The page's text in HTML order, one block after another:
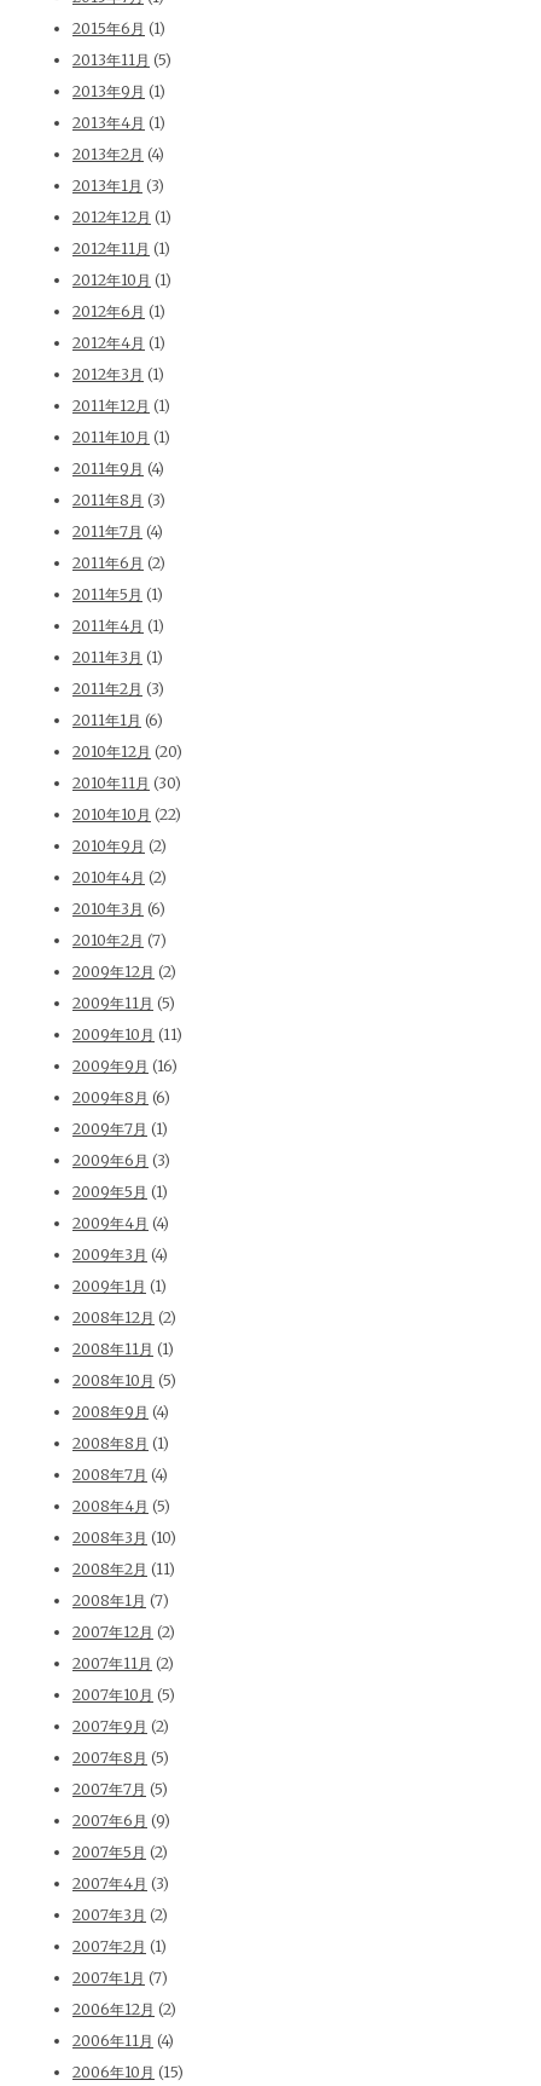
2015年6月 (1)
2013年11月 (5)
2013年9月 (1)
2013年4月 (1)
2013年2月 (4)
2013年1月 (3)
2012年12月 (1)
2012年11月 (1)
2012年10月 (1)
2012年6月 (1)
2012年4月 (1)
2012年3月 (1)
2011年12月 (1)
2011年10月 (1)
2011年9月 (4)
2011年8月 (3)
2011年7月 (4)
2011年6月 (2)
2011年5月 (1)
2011年4月 (1)
2011年3月 (1)
2011年2月 (3)
2011年1月 (6)
2010年12月 (20)
2010年11月 (30)
2010年10月 (22)
2010年9月 (2)
2010年4月 (2)
2010年3月 (6)
2010年2月 (7)
2009年12月 (2)
2009年11月 (5)
2009年10月 (11)
2009年9月 (16)
2009年8月 (6)
2009年7月 (1)
2009年6月 (3)
2009年5月 (1)
2009年4月 (4)
2009年3月 (4)
2009年1月 (1)
2008年12月 (2)
2008年11月 (1)
2008年10月 (5)
2008年9月 (4)
2008年8月 (1)
2008年7月 (4)
2008年4月 (5)
2008年3月 (10)
2008年2月 (11)
2008年1月 (7)
2007年12月 (2)
2007年11月 (2)
2007年10月 (5)
2007年9月 (2)
2007年8月 (5)
2007年7月 (5)
2007年6月 (9)
2007年5月 (2)
2007年4月 (3)
2007年3月 (2)
2007年2月 (1)
2007年1月 (7)
2006年12月 (2)
2006年11月 (4)
2006年10月 (15)